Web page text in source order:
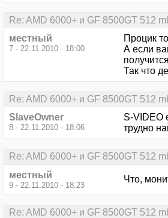
Re: AMD 6000+ и GF 8500GT 512
местный
7 - 22.11.2010 - 18:00
Процик
А если
Так что
Re: AMD 6000+ и GF 8500GT 512
SlaveOwner
8 - 22.11.2010 - 18:06
S-VIDEO
трудно
Re: AMD 6000+ и GF 8500GT 512
местный
9 - 22.11.2010 - 18:23
Что,
Re: AMD 6000+ и GF 8500GT 512